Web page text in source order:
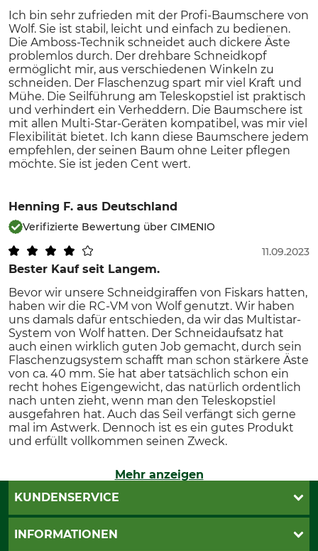
Ich bin sehr zufrieden mit der Profi-Baumschere von
Wolf. Sie ist stabil, leicht und einfach zu bedienen.
Die Amboss-Technik schneidet auch dickere Äste
problemlos durch. Der drehbare Schneidkopf
ermöglicht mir, aus verschiedenen Winkeln zu
schneiden. Der Flaschenzug spart mir viel Kraft und
Mühe. Die Seilführung am Teleskopstiel ist praktisch
und verhindert ein Verheddern. Die Baumschere ist
mit allen Multi-Star-Geräten kompatibel, was mir viel
Flexibilität bietet. Ich kann diese Baumschere jedem
empfehlen, der seinen Baum ohne Leiter pflegen
möchte. Sie ist jeden Cent wert.
Henning F. aus Deutschland
Verifizierte Bewertung über CIMENIO
Bester Kauf seit Langem.
11.09.2023
Bevor wir unsere Schneidgiraffen von Fiskars hatten,
haben wir die RC-VM von Wolf genutzt. Wir haben
uns damals dafür entschieden, da wir das Multistar-
System von Wolf hatten. Der Schneidaufsatz hat
auch einen wirklich guten Job gemacht, durch sein
Flaschenzugsystem schafft man schon stärkere Äste
von ca. 40 mm. Sie hat aber tatsächlich schon ein
recht hohes Eigengewicht, das natürlich ordentlich
nach unten zieht, wenn man den Teleskopstiel
ausgefahren hat. Auch das Seil verfängt sich gerne
mal im Astwerk. Dennoch ist es ein gutes Produkt
und erfüllt vollkommen seinen Zweck.
Mehr anzeigen
KUNDENSERVICE
Katalogbestellung
INFORMATIONEN